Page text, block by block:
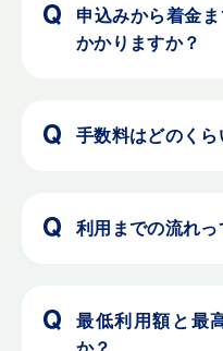
申込みから着金
かかりますか？
手数料はどのくら
利用までの流れっ
最低利用額と最